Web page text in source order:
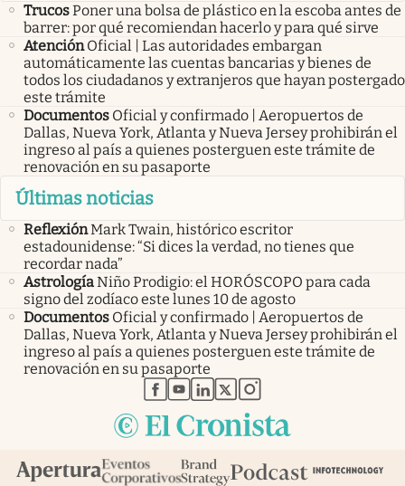
TrucosPoner una bolsa de plástico en la escoba antes de
barrer: por qué recomiendan hacerlo y para qué sirve
Atención Oficial | Las autoridades embargan
automáticamente las cuentas bancarias y bienes de
todos los ciudadanos y extranjeros que hayan postergado
este trámite
Documentos Oficial y confirmado | Aeropuertos de
Dallas, Nueva York, Atlanta y Nueva Jersey prohibirán el
ingreso al país a quienes posterguen este trámite de
renovación en su pasaporte
Últimas noticias
ReflexiónMark Twain, histórico escritor
estadounidense: “Si dices la verdad, no tienes que
recordar nada”
AstrologíaNiño Prodigio: el HORÓSCOPO para cada
signo del zodíaco este lunes 10 de agosto
Documentos Oficial y confirmado | Aeropuertos de
Dallas, Nueva York, Atlanta y Nueva Jersey prohibirán el
ingreso al país a quienes posterguen este trámite de
renovación en su pasaporte
abre en nueva pestaña
abre en nueva pestaña
abre en nueva pestaña
abre en nueva pestaña
abre en nueva pestaña